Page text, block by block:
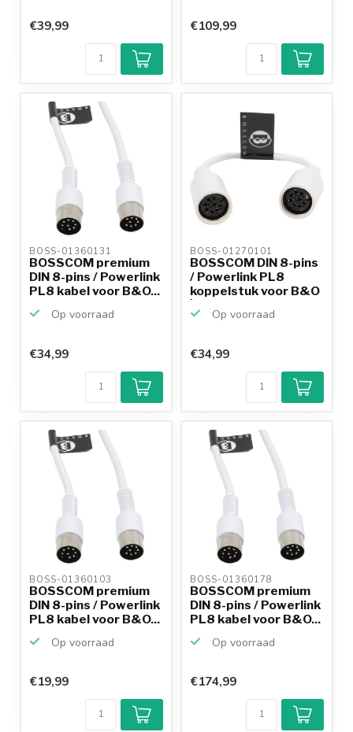
€39,99 €109,99
BOSS-01360131
BOSSCOM premium
DIN 8-pins / Powerlink
PL8 kabel voor B&O...
Op voorraad
€34,99
BOSS-01270101
BOSSCOM DIN 8-pins
/ Powerlink PL8
koppelstuk voor B&O
Op voorraad
Klantenbeoordeling
9,2/10
Achteraf
betalen mogelijk
productkennis
€34,99
BOSS-01360103
BOSSCOM premium
DIN 8-pins / Powerlink
PL8 kabel voor B&O...
Op voorraad
€19,99
BOSS-01360178
BOSSCOM premium
DIN 8-pins / Powerlink
PL8 kabel voor B&O...
Op voorraad
€174,99